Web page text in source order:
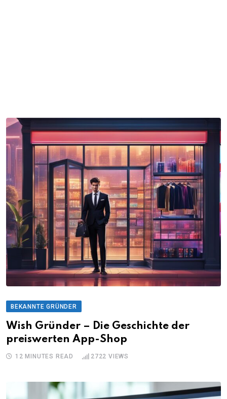
BEKANNTE GRÜNDER
Wish Gründer – Die Geschichte der
preiswerten App-Shop
12 MINUTES READ 2722 VIEWS